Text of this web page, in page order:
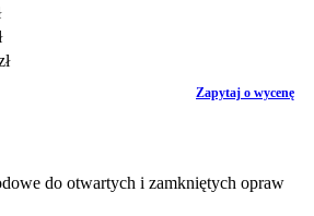
Zapytaj o wycenę
do otwartych i zamkniętych opraw